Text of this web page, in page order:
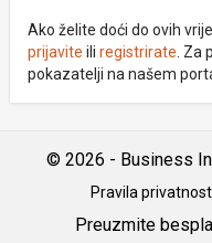
Ako želite doći do ovih
prijavite ili registrirate .
pokazatelji na našem
© 2026 - Business
Pravila
Preuzmite